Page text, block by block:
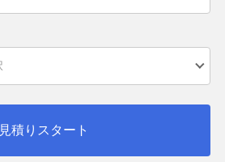
見積りスタート